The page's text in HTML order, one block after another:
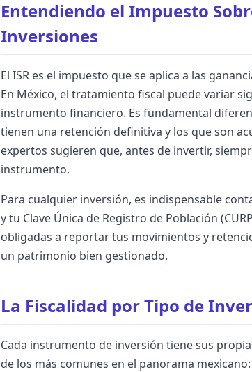
Entendiendo el Impuesto
Inversiones
El ISR es el impuesto que se aplica a las
En México, el tratamiento fiscal puede variar
instrumento financiero. Es fundamental
tienen una retención definitiva y los que son
expertos sugieren que, antes de invertir,
instrumento.
Para cualquier inversión, es indispensable
y tu Clave Única de Registro de Población
obligadas a reportar tus movimientos y
un patrimonio bien gestionado.
La Fiscalidad por Tipo de
Cada instrumento de inversión tiene sus
de los más comunes en el panorama mexicano: